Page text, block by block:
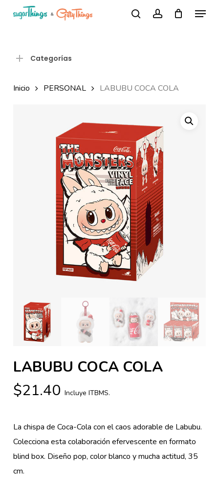
Búsqueda
Menu
Categorías
Inicio PERSONAL LABUBU COCA COLA
LABUBU COCA COLA
$21.40 Incluye ITBMS.
La chispa de Coca-Cola con el caos adorable de Labubu.
Colecciona esta colaboración efervescente en formato
blind box. Diseño pop, color blanco y mucha actitud, 35
cm.